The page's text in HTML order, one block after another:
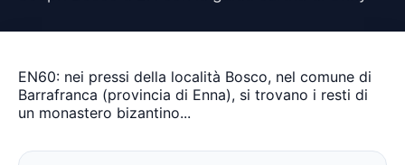
EN60: nei pressi della località Bosco, nel comune di
Barrafranca (provincia di Enna), si trovano i resti di
un monastero bizantino...